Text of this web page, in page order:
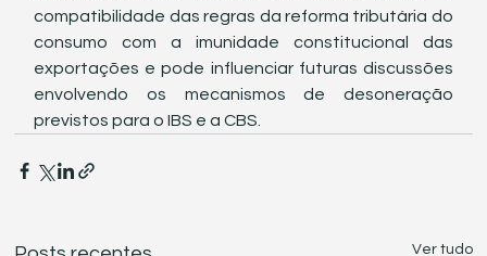
compatibilidade das regras da reforma tributária do
consumo com a imunidade constitucional das
exportações e pode influenciar futuras discussões
envolvendo os mecanismos de desoneração
previstos para o IBS e a CBS.
Ver tudo